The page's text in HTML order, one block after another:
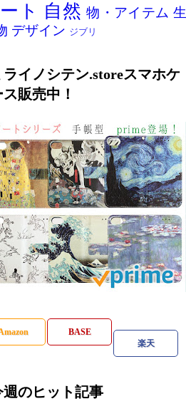
ト 自然 物・アイテム 生
デザイン ジブリ
ライノシテン.storeスマホケ
ス販売中！
BASE
楽天
週のヒット記事